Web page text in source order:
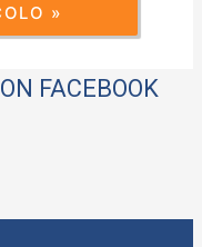
FACEBOOK